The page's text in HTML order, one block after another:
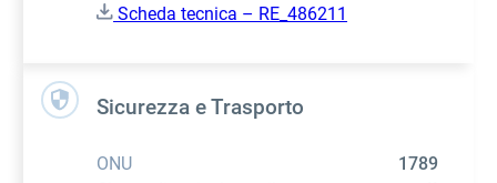
Scheda tecnica – RE_486211
Sicurezza e Trasporto
ONU
1789